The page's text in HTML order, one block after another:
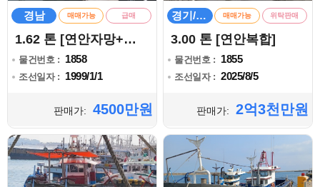
경남 매매가능 급매
1.62 톤 [연안자망+통발]
물건번호 : 1858
조선일자 : 1999/1/1
판매가: 4500만원
경기/인천 매매가능 위탁판매
3.00 톤 [연안복합]
물건번호 : 1855
조선일자 : 2025/8/5
판매가: 2억3천만원